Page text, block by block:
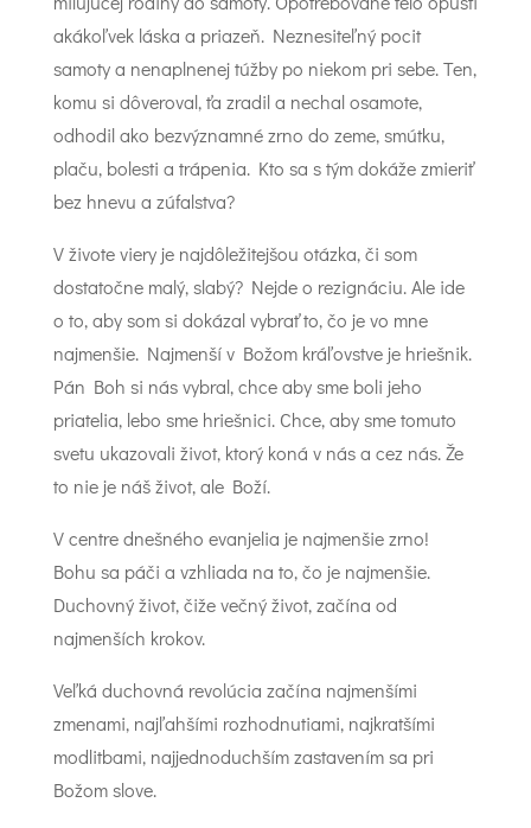
akákoľvek láska a priazeň. Neznesiteľný pocit
samoty a nenaplnenej túžby po niekom pri sebe. Ten,
komu si dôveroval, ťa zradil a nechal osamote,
odhodil ako bezvýznamné zrno do zeme, smútku,
plaču, bolesti a trápenia. Kto sa s tým dokáže zmieriť
bez hnevu a zúfalstva?
V živote viery je najdôležitejšou otázka, či som
dostatočne malý, slabý? Nejde o rezignáciu. Ale ide
o to, aby som si dokázal vybrať to, čo je vo mne
najmenšie. Najmenší v Božom kráľovstve je hriešnik.
Pán Boh si nás vybral, chce aby sme boli jeho
priatelia, lebo sme hriešnici. Chce, aby sme tomuto
svetu ukazovali život, ktorý koná v nás a cez nás. Že
to nie je náš život, ale Boží.
V centre dnešného evanjelia je najmenšie zrno!
Bohu sa páči a vzhliada na to, čo je najmenšie.
Duchovný život, čiže večný život, začína od
najmenších krokov.
Veľká duchovná revolúcia začína najmenšími
zmenami, najľahšími rozhodnutiami, najkratšími
modlitbami, najjednoduchším zastavením sa pri
Božom slove.